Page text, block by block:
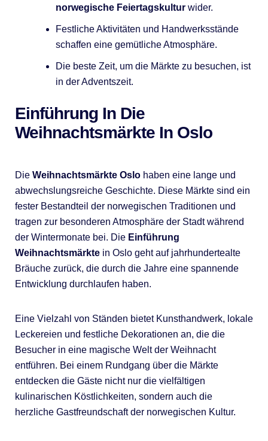
norwegische Feiertagskulturwider.
Festliche Aktivitäten und Handwerksstände
schaffen eine gemütliche Atmosphäre.
Die beste Zeit, um die Märkte zu besuchen, ist
in der Adventszeit.
Einführung In Die
Weihnachtsmärkte In Oslo
Die Weihnachtsmärkte Oslohaben eine lange und
abwechslungsreiche Geschichte. Diese Märkte sind ein
fester Bestandteil der norwegischen Traditionen und
tragen zur besonderen Atmosphäre der Stadt während
der Wintermonate bei. Die Einführung
Weihnachtsmärktein Oslo geht auf jahrhundertealte
Bräuche zurück, die durch die Jahre eine spannende
Entwicklung durchlaufen haben.
Eine Vielzahl von Ständen bietet Kunsthandwerk, lokale
Leckereien und festliche Dekorationen an, die die
Besucher in eine magische Welt der Weihnacht
entführen. Bei einem Rundgang über die Märkte
entdecken die Gäste nicht nur die vielfältigen
kulinarischen Köstlichkeiten, sondern auch die
herzliche Gastfreundschaft der norwegischen Kultur.